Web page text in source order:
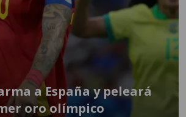
a España y peleará
oro olímpico